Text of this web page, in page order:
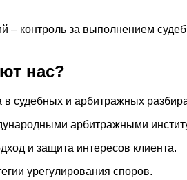
– контроль за выполнением
нас?
в судебных и арбитражных
арбитражными
и защита интересов клиента.
урегулирования споров.